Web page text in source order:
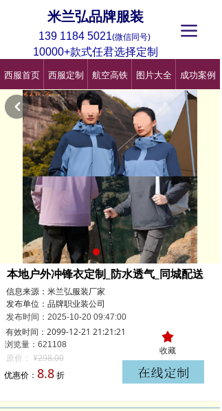
米兰弘品牌服装
西服首页 西服定制 航空高铁 图片大全 成功案例
끀
139 1184 5021(微信同号)
10000+款式任君选择定制
本地户外冲锋衣定制_防水透气_同城配送
优惠价： 8.8折
发布时间： 2025-10-20 09:47:00
浏览量：621108
原价： ¥298.00
信息来源：米兰弘服装厂家
发布单位：品牌职业装公司
有效时间：2099-12-21 21:21:21 끄
收藏
낒